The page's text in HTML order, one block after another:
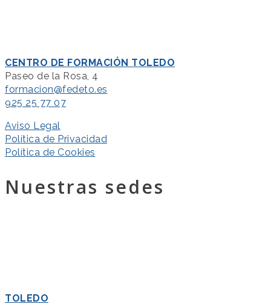
CENTRO DE FORMACIÓN TOLEDO
Paseo de la Rosa, 4
formacion@fedeto.es
925 25 77 07
Aviso Legal
Política de Privacidad
Política de Cookies
Nuestras sedes
TOLEDO